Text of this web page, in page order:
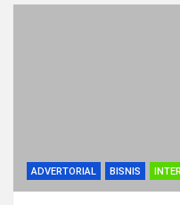
ADVERTORIAL BISNIS